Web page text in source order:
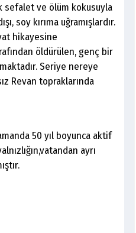
sefalet ve ölüm kokusuyla
soy kırıma uğramışlardır.
hikayesine
öldürülen, genç bir
Seriye nereye
Revan topraklarında
50 yıl boyunca aktif
ayrı